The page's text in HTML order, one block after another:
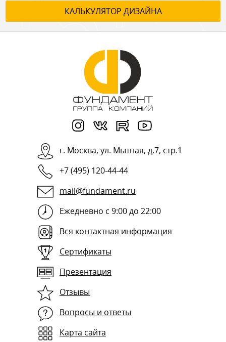
КАЛЬКУЛЯТОР ДИЗАЙНА
г. Москва, ул. Мытная, д.7, стр.1
+7 (495) 120-44-44
mail@fundament.ru
Ежедневно с 9:00 до 22:00
Вся контактная информация
Сертификаты
Презентация
Отзывы
Вопросы и ответы
Карта сайта